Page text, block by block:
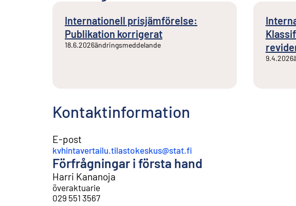
Internationell prisjämförelse:
Publikation korrigerat
18.6.2026ändringsmeddelande
9.4.2026
Kontaktinformation
E-post
kvhintavertailu.tilastokeskus@stat.fi
Förfrågningar i första hand
Harri Kananoja
överaktuarie
029 551 3567